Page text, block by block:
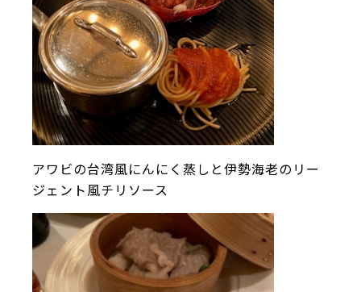
アワビの台湾風にんにく蒸しと伊勢海老のリー
ジェント風チリソース